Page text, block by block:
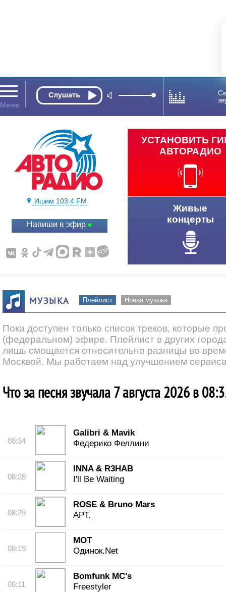
Ишим 103.4 FM
Напиши в эфир
УСТАНОВИТЬ
АВТОРАДИО
Живые
концерты
МУЗЫКА Плейлист Новая музыка
Пока доступен только список треков, которые
(федеральном) эфире. Плейлист в других
лишь смещается относительно разницы во
Москвой. Мы работаем над улучшением
Что за песня звучала 7 августа 2026 в
08:34
Galibri & Mavik
Федерико Феллини
08:28
INNA & R3HAB
I'll Be Waiting
08:25
ROSE & Bruno Mars
APT.
08:19
МОТ
Одинок.Net
08:11
Bomfunk MC's
Freestyler